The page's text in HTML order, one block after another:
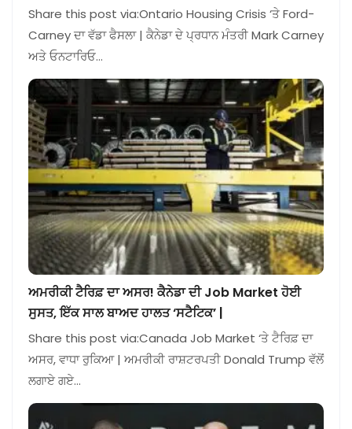
Share this post via:Ontario Housing Crisis ‘ਤੇ Ford-
Carney ਦਾ ਵੱਡਾ ਫੈਸਲਾ | ਕੈਨੇਡਾ ਦੇ ਪ੍ਰਧਾਨ ਮੰਤਰੀ Mark Carney
ਅਤੇ ਓਨਟਾਰਿਓ…
ਅਮਰੀਕੀ ਟੈਰਿਫ਼ ਦਾ ਅਸਰ! ਕੈਨੇਡਾ ਦੀ Job Market ਹੋਈ
ਸੁਸਤ, ਇੱਕ ਸਾਲ ਬਾਅਦ ਹਾਲਤ ‘ਸਟੈਟਿਕ’ |
Share this post via:Canada Job Market ‘ਤੇ ਟੈਰਿਫ਼ ਦਾ
ਅਸਰ, ਵਾਧਾ ਰੁਕਿਆ | ਅਮਰੀਕੀ ਰਾਸ਼ਟਰਪਤੀ Donald Trump ਵੱਲੋਂ
ਲਗਾਏ ਗਏ…